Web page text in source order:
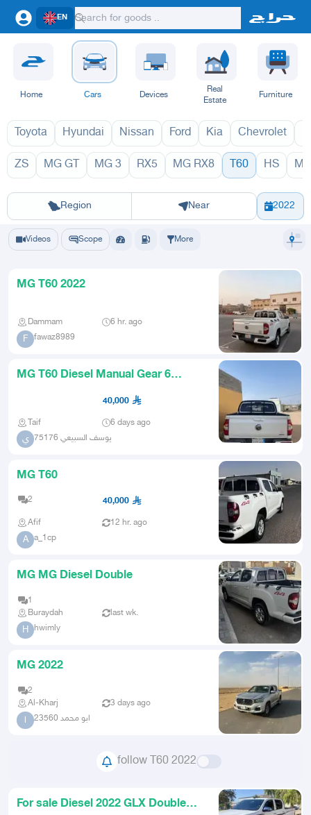
EN
Home Cars Devices
Real
Estate
Furniture
Toyota Hyundai Nissan Ford Kia Chevrolet
ZS MG GT MG 3 RX5 MG RX8 T60 HS
Region
Riyadh Eastern Region Yanbu Hafar Al Batin Madinah
Near 2022
T60 2027
Videos Scope More
MG T60 2022
Dammam 6 hr. ago
F fawaz8989
MG T60 Diesel Manual Gear 6
40,000
Taif 6 days ago
ي يوسف السبيعي 75176
MG T60
2 40,000
Afif 12 hr. ago
A a_1cp
MG MG Diesel Double
1
Buraydah
last wk.
H hwimly
MG 2022
2
Al-Kharj
3 days ago
ا ابو محمد 23560
follow T60 2022
For sale Diesel 2022 GLX Double